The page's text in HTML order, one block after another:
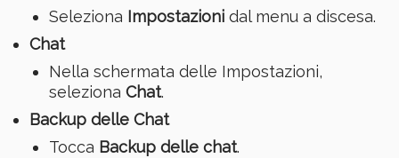
Seleziona Impostazioni dal menu a discesa.
Chat
Nella schermata delle Impostazioni,
seleziona Chat.
Backup delle Chat
Tocca Backup delle chat.